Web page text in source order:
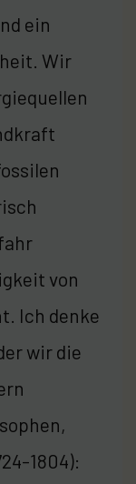
ein
Wir
von
Ich denke
wir die
1804):